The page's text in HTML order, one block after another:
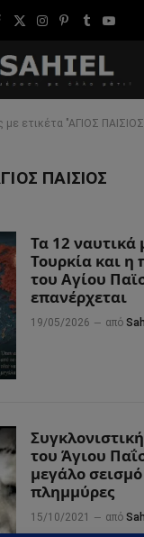
X
Instagram
Pinterest
Tumblr
με ετικέτα "ΑΓΙΟΣ
ΠΑΙΣΙΟΣ
Τα 12 ναυτικά
Τουρκία και η
του Αγίου
επανέρχεται
19/05/2026 από
του Άγιου
μεγάλο
πλημμύρες
15/10/2021 από